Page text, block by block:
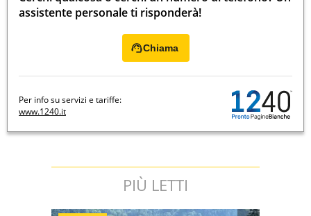
assistente personale ti risponderà!
Chiama
Per info su servizi e tariffe:
www.1240.it
PIÙ LETTI